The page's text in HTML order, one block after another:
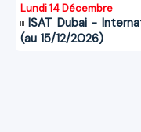
Lundi 14 Décembre
ISAT Dubai -
(au 15/12/2026)